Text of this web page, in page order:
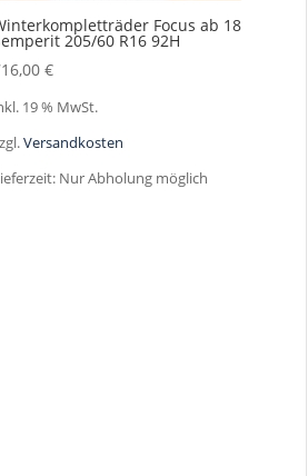
Focus ab 18
205/60 R16 92H
€
19 % MwSt.
Versandkosten
Nur Abholung möglich